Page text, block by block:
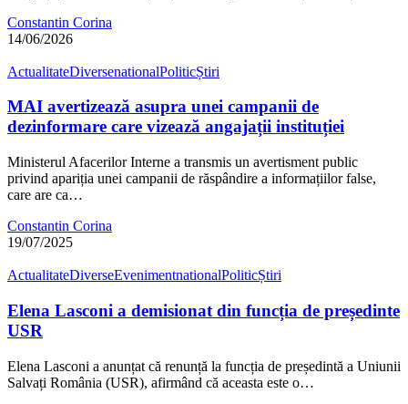
Constantin Corina
14/06/2026
ActualitateDiversenationalPoliticȘtiri
MAI avertizează asupra unei campanii de
dezinformare care vizează angajații instituției
Ministerul Afacerilor Interne a transmis un avertisment public
privind apariția unei campanii de răspândire a informațiilor false,
care are ca…
Constantin Corina
19/07/2025
ActualitateDiverseEvenimentnationalPoliticȘtiri
Elena Lasconi a demisionat din funcția de președinte
USR
Elena Lasconi a anunțat că renunță la funcția de președintă a Uniunii
Salvați România (USR), afirmând că aceasta este o…